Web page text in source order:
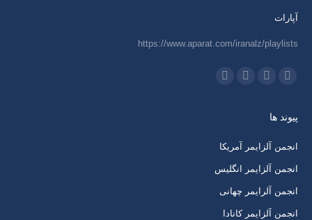
آپارات
https://www.aparat.com/iranalz/playlists
ما را دنبال کنید در:
کردن
پنجره
جدید
پنجره
جدید
پنجره
جدید
پنجره
جدید
پیوند ها
انجمن آلزایمر آمریکا
انجمن آلزایمر انگلیس
انجمن آلرایمر چهانی
انجمن آلزایمر کانادا